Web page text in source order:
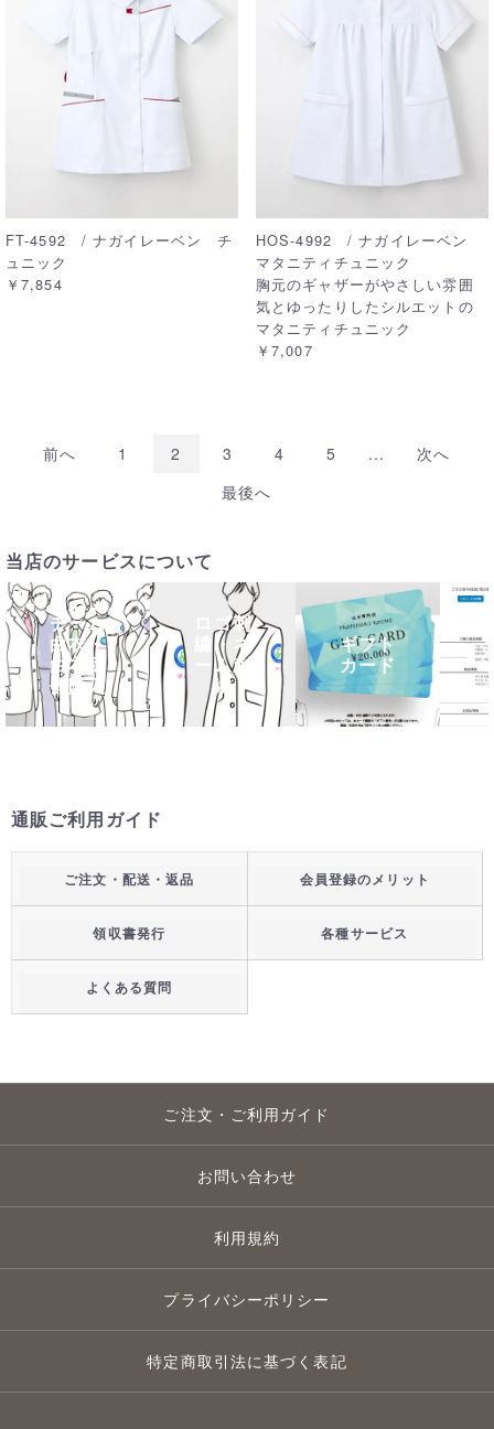
FT-4592 / ナガイレーベン チ
ュニック
￥7,854
HOS-4992 / ナガイレーベン
マタニティチュニック
胸元のギャザーがやさしい雰囲
気とゆったりしたシルエットの
マタニティチュニック
￥7,007
前へ 1 2 3 4 5 ...
次へ
最後へ
当店のサービスについて
チーム
白衣・
白衣団
体購入
ロゴ刺
繍・ネ
ーム刺
繍
ギフト
カード
通販ご利用ガイド
ご注文・配送・返品 会員登録のメリット
領収書発行 各種サービス
よくある質問
ご注文・ご利用ガイド
お問い合わせ
利用規約
プライバシーポリシー
特定商取引法に基づく表記